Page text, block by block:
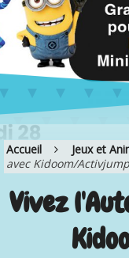
Accueil Jeux et
avec Kidoom/
Vivez